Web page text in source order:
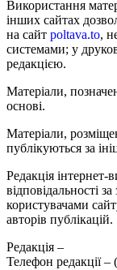
Використання
інших сайтах
на сайт poltava.to,
системами; у
редакцією.
Матеріали,
основі.
Матеріали,
публікуються за
Редакція
відповідальності
користувачами
авторів публікацій.
Редакція –
Телефон редакції –